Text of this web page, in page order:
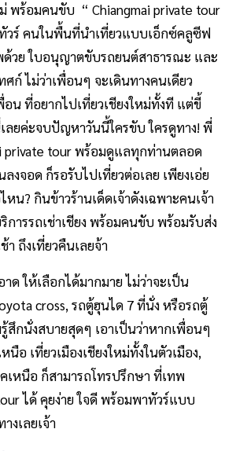
ม่ พร้อมคนขับ “ Chiangmai private tour
ร์ คนในพื้นที่นำเที่ยวแบบเอ็กซ์คลูซีฟ
ด้วย ใบอนุญาตขับรถยนต์สาธารณะ และ
ก์ ไม่ว่าเพื่อนๆ จะเดินทางคนเดียว
น ที่อยากไปเที่ยวเชียงใหม่ทั้งที แต่ขี้
ลยค่ะจบปัญหาวันนี้ใครขับ ใครดูทาง! พี่
private tour พร้อมดูแลทุกท่านตลอด
ลงจอด ก็รอรับไปเที่ยวต่อเลย เพียงเอ่ย
หน? กินข้าวร้านเด็ดเจ้าดังเฉพาะคนเจ้า
ารรถเช่าเชียง พร้อมคนขับ พร้อมรับส่ง
า ถึงเที่ยวคืนเลยจ้า
ด ให้เลือกได้มากมาย ไม่ว่าจะเป็น
cross, รถตู้ฮุนได 7 ที่นั่ง หรือรถตู้
สึกนั่งสบายสุดๆ เอาเป็นว่าหากเพื่อนๆ
อ เที่ยวเมืองเชียงใหม่ทั้งในตัวเมือง,
เหนือ ก็สามารถโทรปรึกษา ที่เทพ
ได้ คุยง่าย ใจดี พร้อมพาทัวร์แบบ
งเลยเจ้า